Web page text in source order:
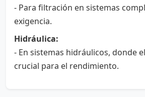
- Para filtración en sistemas
exigencia.
Hidráulica:
- En sistemas hidráulicos, donde
crucial para el rendimiento.